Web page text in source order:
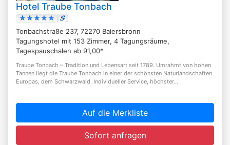
Hotel Traube Tonbach
Tonbachstraße 237, 72270 Baiersbronn
Tagungshotel mit 153 Zimmer, 4 Tagungsräume,
Tagespauschalen ab 91,00*
Traube Tonbach – Tradition und Lebensart seit 1789. Umrahmt von hohen
Tannen liegt die Traube Tonbach in einer der schönsten Naturlandschaften
Europas, dem Schwarzwald. Individueller Service, höchster...
Auf die Merkliste
Sofort anfragen